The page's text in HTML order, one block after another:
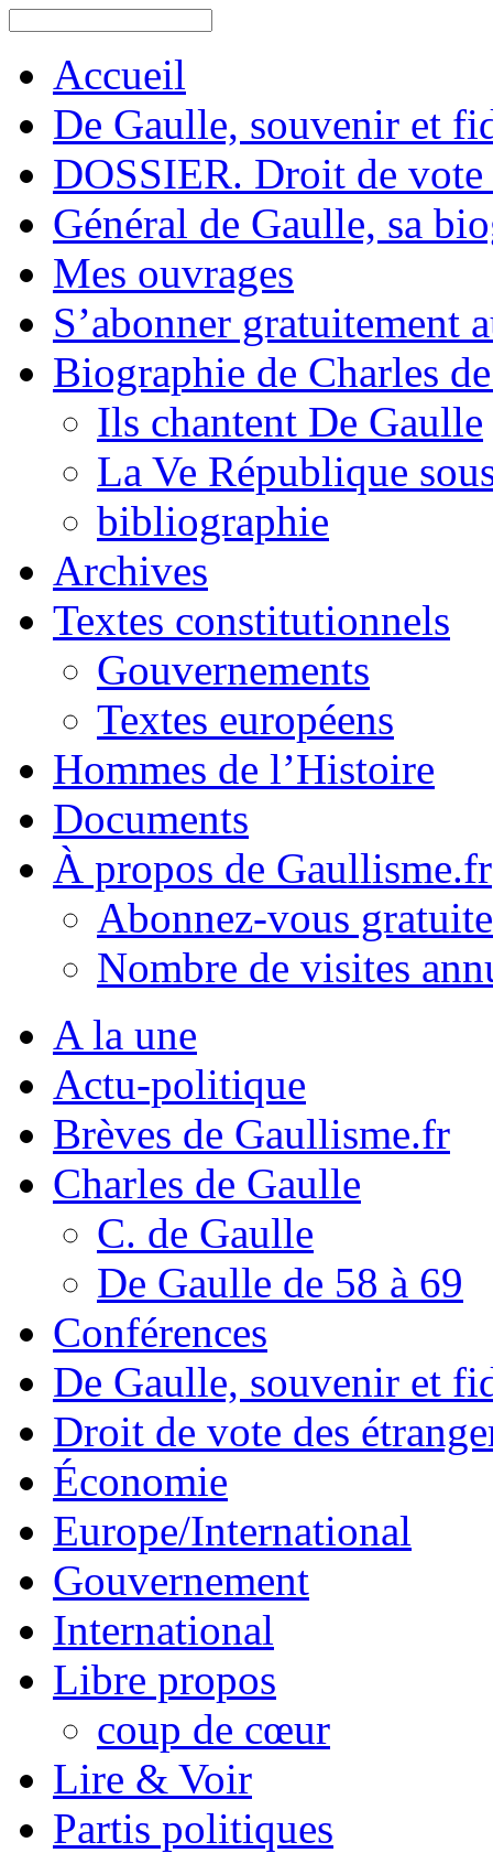
Accueil
De Gaulle, souvenir et
DOSSIER. Droit de vote
Général de Gaulle, sa
Mes ouvrages
S’abonner gratuitement
Biographie de Charles
Ils chantent De Gaulle
La Ve République
bibliographie
Archives
Textes constitutionnels
Gouvernements
Textes européens
Hommes de l’Histoire
Documents
À propos de Gaullisme.fr
Abonnez-vous
Nombre de visites
A la une
Actu-politique
Brèves de Gaullisme.fr
Charles de Gaulle
C. de Gaulle
De Gaulle de 58 à 69
Conférences
De Gaulle, souvenir et
Droit de vote des
Économie
Europe/International
Gouvernement
International
Libre propos
coup de cœur
Lire & Voir
Partis politiques